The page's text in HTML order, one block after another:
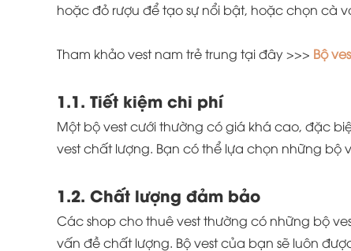
hoặc đỏ rượu để tạo sự nổi bật, hoặc chọn cà
Tham khảo vest nam trẻ trung tại đây >>> Bộ
1.1. Tiết kiệm chi phí
Một bộ vest cưới thường có giá khá cao, đặc
vest chất lượng. Bạn có thể lựa chọn những
1.2. Chất lượng đảm bảo
Các shop cho thuê vest thường có những bộ
vấn đề chất lượng. Bộ vest của bạn sẽ luôn